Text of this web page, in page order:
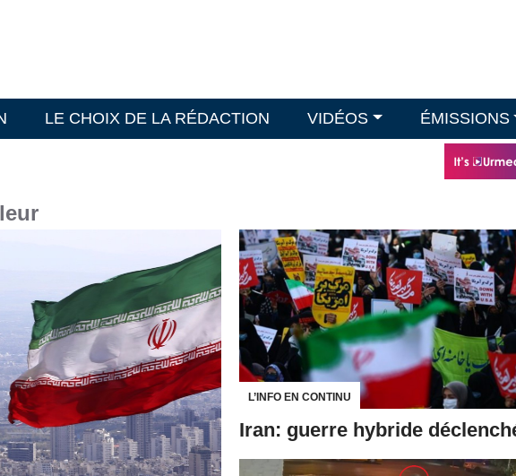
LE CHOIX DE LA RÉDACTION VIDÉOS ÉMISSIONS
L’INFO EN CONTINU
Iran: guerre hybride